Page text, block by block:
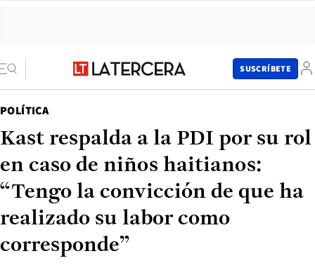
SUSCRÍBETE
POLÍTICA
Kast respalda a la PDI por su rol
en caso de niños haitianos:
“Tengo la convicción de que ha
realizado su labor como
corresponde”